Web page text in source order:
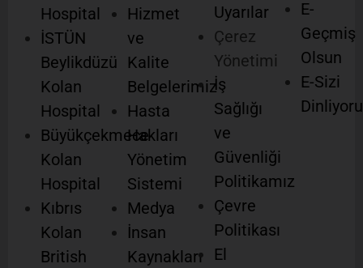
Hospital
İSTÜN
Beylikdüzü
Kolan
Hospital
Büyükçekmece
Kolan
Hospital
Kıbrıs
Kolan
British
Hizmet
ve
Kalite
Belgelerimiz
Hasta
Hakları
Yönetim
Sistemi
Medya
İnsan
Kaynakları
Uyarılar
Çerez
Yönetimi
İş
Sağlığı
ve
Güvenliği
Politikamız
Çevre
Politikası
El
E-
Geçmiş
Olsun
E-Sizi